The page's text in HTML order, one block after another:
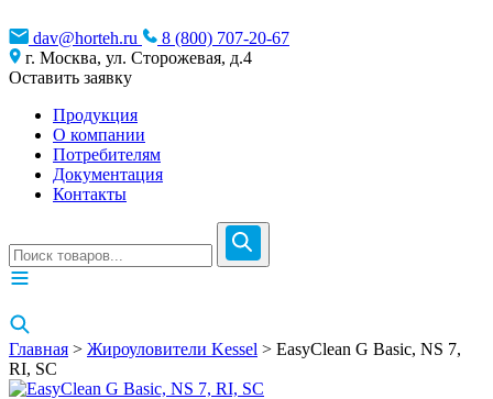
dav@horteh.ru
8 (800) 707-20-67
г. Москва, ул. Сторожевая, д.4
Оставить заявку
Продукция
О компании
Потребителям
Документация
Контакты
Главная > Жироуловители Kessel > EasyClean G Basic, NS 7,
RI, SC